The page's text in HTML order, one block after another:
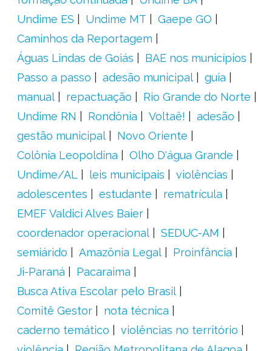
Undime ES
Undime MT
Gaepe GO
Caminhos da Reportagem
Águas Lindas de Goiás
BAE nos municípios
Passo a passo
adesão municipal
guia
manual
repactuação
Rio Grande do Norte
Undime RN
Rondônia Voltaê!
adesão
gestão municipal
Novo Oriente
Colônia Leopoldina
Olho D'água Grande
Undime/AL
leis municipais
violências
adolescentes
estudante
rematrícula
EMEF Valdici Alves Baier
coordenador operacional
SEDUC-AM
semiárido
Amazônia Legal
Proinfância
Ji-Paraná
Pacaraima
Busca Ativa Escolar pelo Brasil
Comitê Gestor
nota técnica
caderno temático
violências no território